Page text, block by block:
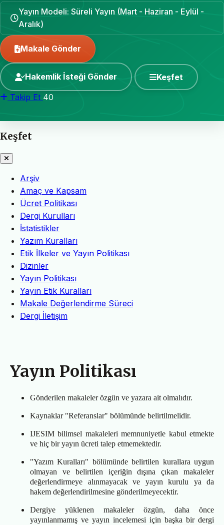
Yayın Modeli: Süreli Yayın (Mart - Haziran - Eylül -
Aralık)
Makale Gönder
Hakemlik İsteği Gönder Keşfet
Takip Et 40
Keşfet
Arşiv
Amaç ve Kapsam
Ücret Politikası
Dergi Kurulları
İstatistikler
Yazım Kuralları
Etik İlkeler ve Yayın Politikası
Dizinler
Yayın Politikası
Yayın Etik Kuralları
Makale Değerlendirme Süreci
Dergi İletişim
Yayın Politikası
Gönderilen makaleler özgün ve yazara ait olmalıdır.
Kaynaklar "Referanslar" bölümünde belirtilmelidir.
IJESIM bilimsel makaleleri memnuniyetle kabul etmekte
ve hiç bir yayın ücreti talep etmemektedir.
"Yazım Kuralları" bölümünde belirtilen kurallara uygun
olmayan ve belirtilen içeriğin dışına çıkan makaleler
değerlendirmeye alınmayacak ve yayın kurulu ya da
hakem değerlendirilmesine gönderilmeyecektir.
Dergiye yüklenen makaleler özgün, daha önce
yayınlanmamış ve yayın incelemesi için başka bir dergi